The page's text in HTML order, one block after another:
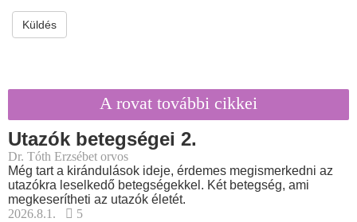
Küldés
A rovat további cikkei
Utazók betegségei 2.
Dr. Tóth Erzsébet orvos
Még tart a kirándulások ideje, érdemes megismerkedni az
utazókra leselkedő betegségekkel. Két betegség, ami
megkeserítheti az utazók életét.
2026.8.1.
5